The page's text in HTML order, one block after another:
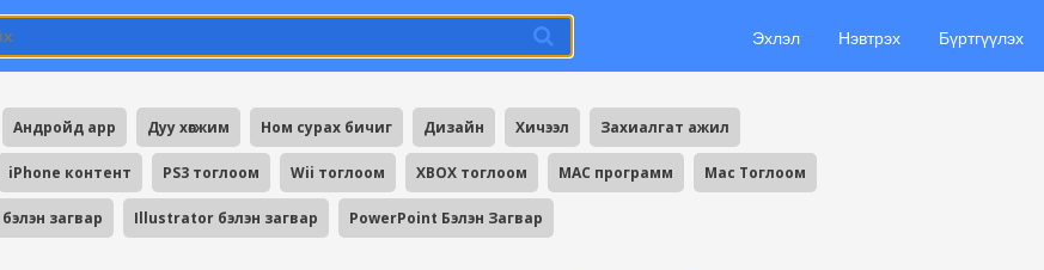
Эхлэл Нэвтрэх Бүртгүүлэх
Андройд app Дуу хөгжим Ном сурах бичиг Дизайн Хичээл Захиалгат ажил
iPhone контент PS3 тоглоом Wii тоглоом XBOX тоглоом MAC программ Mac Тоглоом
загвар Illustrator бэлэн загвар PowerPoint Бэлэн Загвар